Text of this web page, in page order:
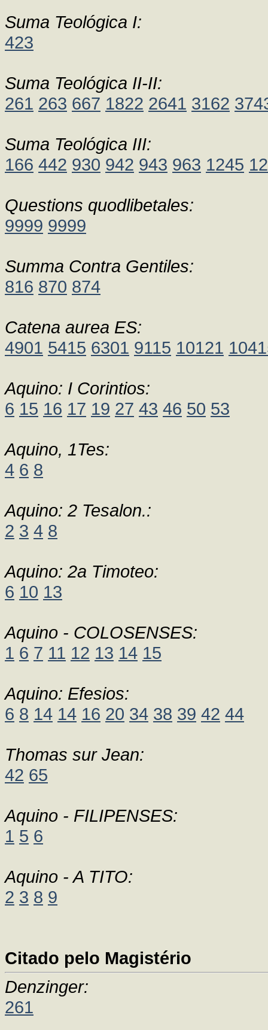
Suma Teológica I:
423
Suma Teológica II-II:
261 263 667 1822 2641 3162
Suma Teológica III:
166 442 930 942 943 963 1245
Questions quodlibetales:
9999 9999
Summa Contra Gentiles:
816 870 874
Catena aurea ES:
4901 5415 6301 9115 10121
Aquino: I Corintios:
6 15 16 17 19 27 43 46 50 53
Aquino, 1Tes:
4 6 8
Aquino: 2 Tesalon.:
2 3 4 8
Aquino: 2a Timoteo:
6 10 13
Aquino - COLOSENSES:
1 6 7 11 12 13 14 15
Aquino: Efesios:
6 8 14 14 16 20 34 38 39 42 44
Thomas sur Jean:
42 65
Aquino - FILIPENSES:
1 5 6
Aquino - A TITO:
2 3 8 9
Citado pelo Magistério
Denzinger:
261